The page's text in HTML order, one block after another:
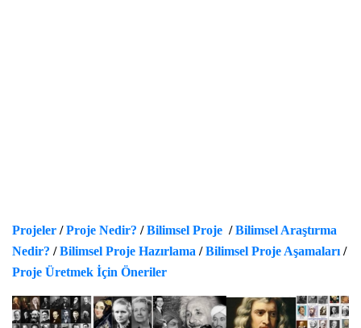
Projeler /Proje Nedir? /Bilimsel Proje /Bilimsel Araştırma
Nedir? /Bilimsel Proje Hazırlama /Bilimsel Proje Aşamaları /
Proje Üretmek İçin Öneriler